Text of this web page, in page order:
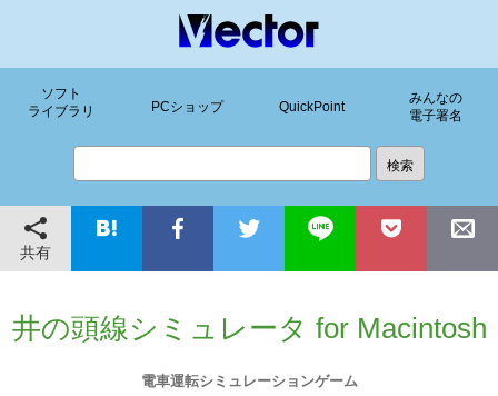
ソフト
ライブラリ
PCショップ QuickPoint
みんなの
電子署名
共有
井の頭線シミュレータ for Macintosh
電車運転シミュレーションゲーム